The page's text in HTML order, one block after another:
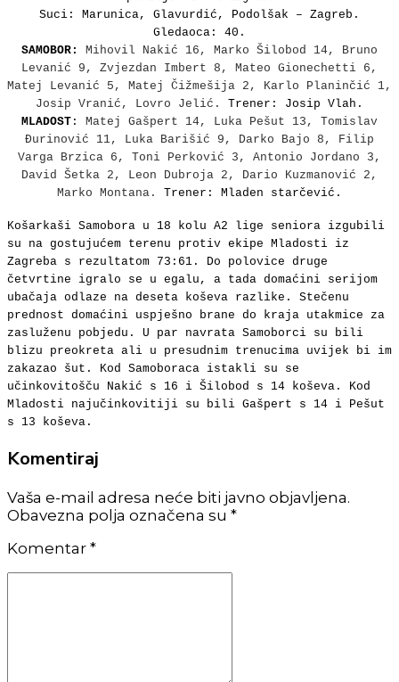
Suci: Marunica, Glavurdić, Podolšak – Zagreb.
Gledaoca: 40.
SAMOBOR:
Mihovil Nakić 16, Marko Šilobod 14, Bruno
Levanić 9, Zvjezdan Imbert 8, Mateo Gionechetti 6,
Matej Levanić 5, Matej Čižmešija 2, Karlo Planinčić 1,
Josip Vranić, Lovro Jelić.
Trener: Josip Vlah.
MLADOST : Matej Gašpert 14, Luka Pešut 13, Tomislav
Đurinović 11, Luka Barišić 9, Darko Bajo 8, Filip
Varga Brzica 6, Toni Perković 3, Antonio Jordano 3,
David Šetka 2, Leon Dubroja 2, Dario Kuzmanović 2,
Marko Montana.
Trener: Mladen starčević.
Košarkaši Samobora u 18 kolu A2 lige seniora izgubili
su na gostujućem terenu protiv ekipe Mladosti iz
Zagreba s rezultatom 73:61. Do polovice druge
četvrtine igralo se u egalu, a tada domaćini serijom
ubačaja odlaze na deseta koševa razlike. Stečenu
prednost domaćini uspješno brane do kraja utakmice za
zasluženu pobjedu. U par navrata Samoborci su bili
blizu preokreta ali u presudnim trenucima uvijek bi im
zakazao šut. Kod Samoboraca istakli su se
učinkovitošču Nakić s 16 i Šilobod s 14 koševa. Kod
Mladosti najučinkovitiji su bili Gašpert s 14 i Pešut
s 13 koševa.
Komentiraj
Vaša e-mail adresa neće biti javno objavljena.
Obavezna polja označena su *
Komentar *